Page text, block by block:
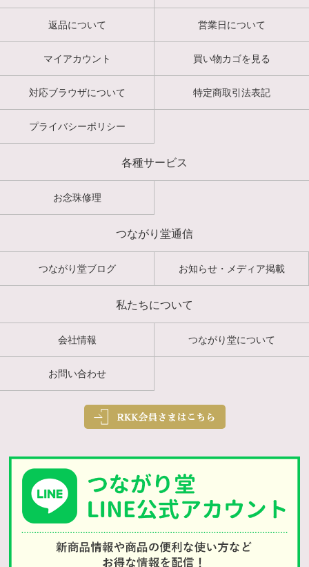
返品について 営業日について
マイアカウント 買い物カゴを見る
対応ブラウザについて 特定商取引法表記
プライバシーポリシー
各種サービス
お念珠修理
つながり堂通信
つながり堂ブログ お知らせ・メディア掲載
私たちについて
会社情報 つながり堂について
お問い合わせ